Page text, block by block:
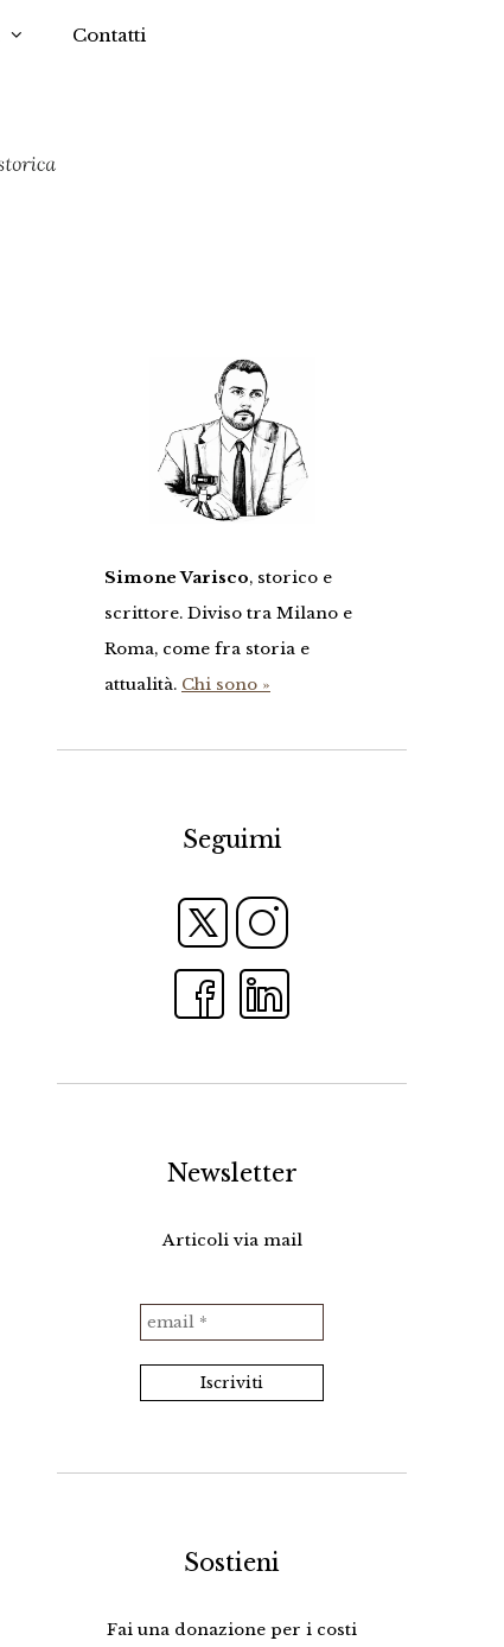
Contatti
Simone Varisco, storico e
scrittore. Diviso tra Milano e
Roma, come fra storia e
attualità. Chi sono »
Seguimi
Newsletter
Articoli via mail
Sostieni
Fai una donazione per i costi